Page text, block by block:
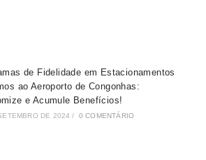
de Fidelidade em Estacionamentos
ao Aeroporto de Congonhas:
e Acumule Benefícios!
DE 2024 / 0 COMENTÁRIO